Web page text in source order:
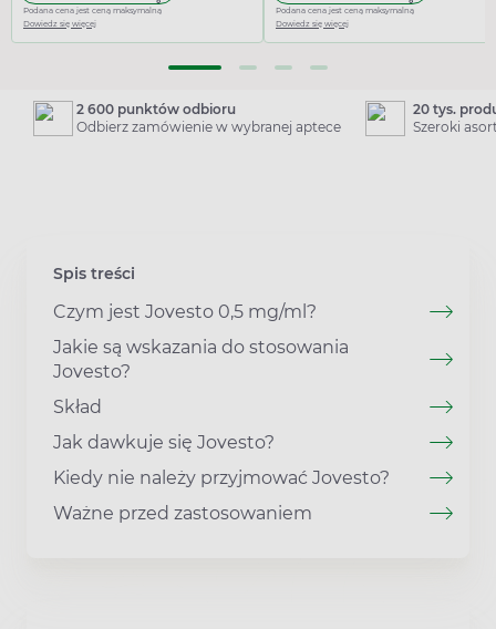
Podana cena jest ceną maksymalną
Dowiedz się więcej
Podana cena jest ceną maksymalną
Dowiedz się więcej
2 600 punktów odbioru
Odbierz zamówienie w wybranej aptece
20 tys.
Szeroki
Spis treści
Czym jest Jovesto 0,5 mg/ml?
Jakie są wskazania do stosowania
Jovesto?
Skład
Jak dawkuje się Jovesto?
Kiedy nie należy przyjmować Jovesto?
Ważne przed zastosowaniem